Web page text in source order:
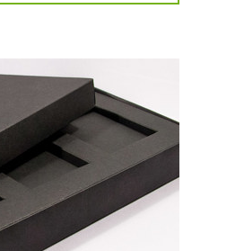
Výroba vzorků pomocí
plošného řezacího plotru
Mimaki